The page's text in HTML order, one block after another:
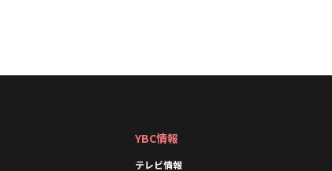
YBC情報
テレビ情報